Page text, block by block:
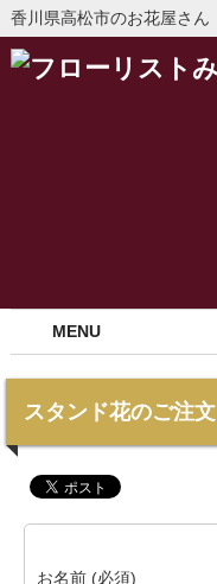
香川県高松市のお花屋さん
MENU
スタンド花のご注文
お名前 (必須)